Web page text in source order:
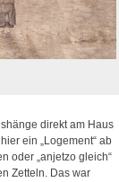
direkt am Haus
ein „Logement“ ab
oder „anjetzo gleich“
Zetteln. Das war